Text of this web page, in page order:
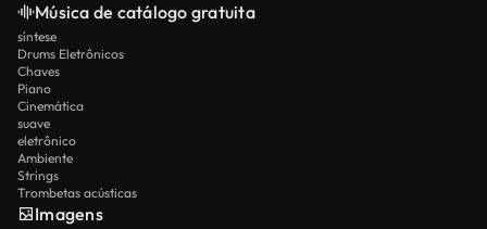
Música de catálogo gratuita
síntese
Drums Eletrônicos
Chaves
Piano
Cinemática
suave
eletrônico
Ambiente
Strings
Trombetas acústicas
Imagens